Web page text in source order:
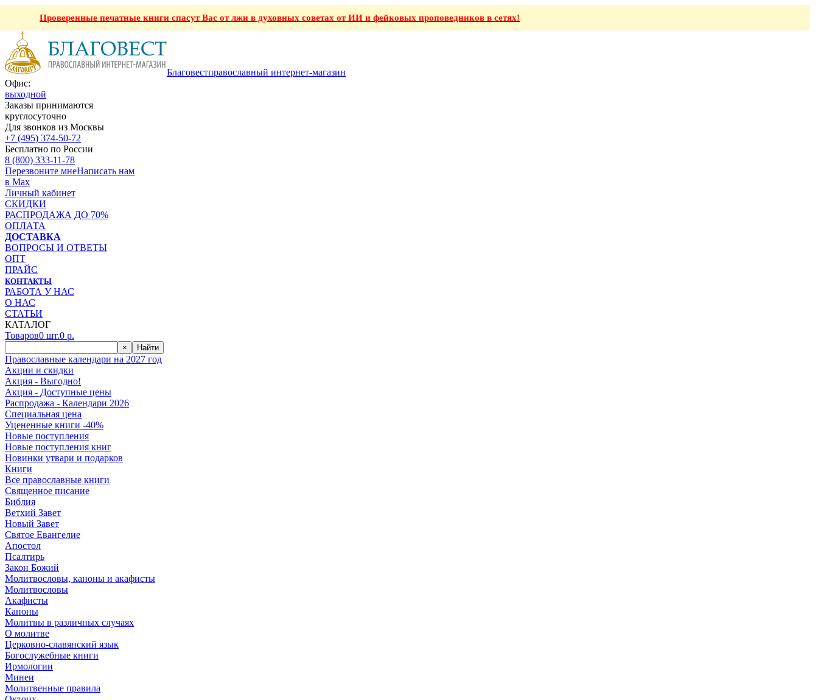
Проверенные печатные книги спасут Вас от лжи в духовных советах от ИИ и фейковых проповедников в сетях!
Благовестправославный интернет-магазин
Офис:
выходной
Заказы принимаются
круглосуточно
Для звонков из Москвы
+7 (495) 374-50-72
Бесплатно по России
8 (800) 333-11-78
Перезвоните мнеНаписать нам
в Max
Личный кабинет
СКИДКИ
РАСПРОДАЖА ДО 70%
ОПЛАТА
ДОСТАВКА
ВОПРОСЫ И ОТВЕТЫ
ОПТ
ПРАЙС
КОНТАКТЫ
РАБОТА У НАС
О НАС
СТАТЬИ
КАТАЛОГ
Товаров0 шт.0 р.
× Найти
Православные календари на 2027 год
Акции и скидки
Акция - Выгодно!
Акция - Доступные цены
Распродажа - Календари 2026
Специальная цена
Уцененные книги -40%
Новые поступления
Новые поступления книг
Новинки утвари и подарков
Книги
Все православные книги
Священное писание
Библия
Ветхий Завет
Новый Завет
Святое Евангелие
Апостол
Псалтирь
Закон Божий
Молитвословы, каноны и акафисты
Молитвословы
Акафисты
Каноны
Молитвы в различных случаях
О молитве
Церковно-славянский язык
Богослужебные книги
Ирмологии
Минеи
Молитвенные правила